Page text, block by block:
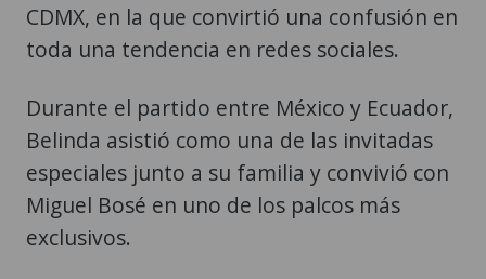
CDMX, en la que convirtió una confusión en
toda una tendencia en redes sociales.
Durante el partido entre México y Ecuador,
Belinda asistió como una de las invitadas
especiales junto a su familia y convivió con
Miguel Bosé en uno de los palcos más
exclusivos.